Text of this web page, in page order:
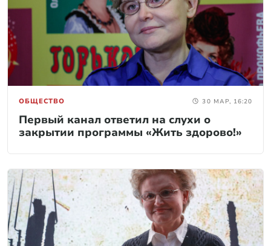
ОБЩЕСТВО 30 МАР, 16:20
Первый канал ответил на слухи о
закрытии программы «Жить здорово!»